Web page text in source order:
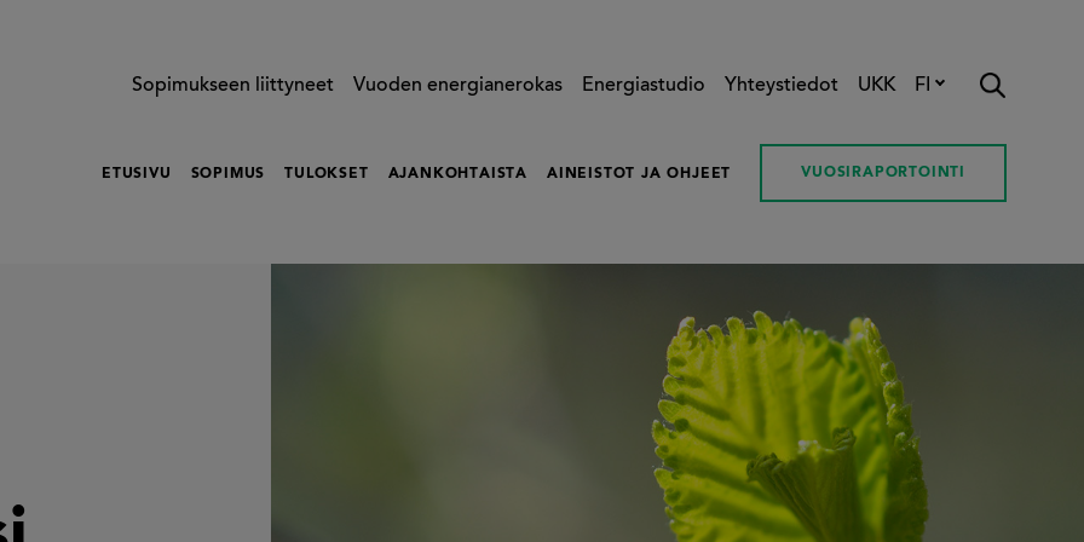
Sopimukseen liittyneet Vuoden energianerokas Energiastudio Yhteystiedot UKK FI
ETUSIVU SOPIMUS TULOKSET AJANKOHTAISTA AINEISTOT JA OHJEET VUOSIRAPORTOINTI